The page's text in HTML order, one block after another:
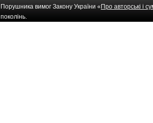
Порушника вимог Закону України « Про авторські і
поколінь.